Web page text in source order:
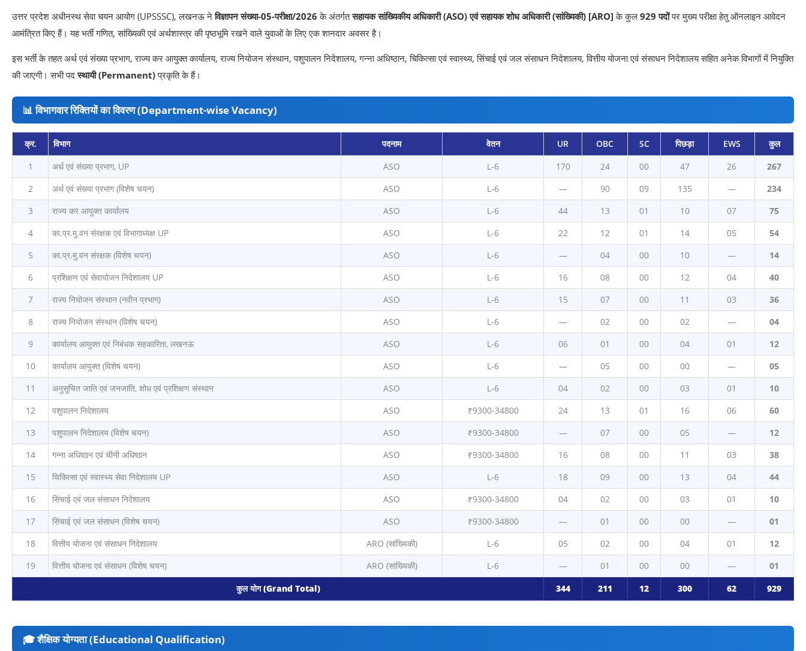
उत्तर प्रदेश अधीनस्थ सेवा चयन आयोग (UPSSSC), लखनऊ नेविज्ञापन संख्या-05-परीक्षा/2026 के अंतर्गतसहायक सांख्यिकीय अधिकारी (ASO) एवं सहायक शोध अधिकारी (सांख्यिकी) [ARO] के कुल 929 पदोंपर मुख्य परीक्षा हेतु ऑनलाइन आवेदन
आमंत्रित किए हैं। यह भर्ती गणित, सांख्यिकी एवं अर्थशास्त्र की पृष्ठभूमि रखने वाले युवाओं के लिए एक शानदार अवसर है।
इस भर्ती के तहत अर्थ एवं संख्या प्रभाग, राज्य कर आयुक्त कार्यालय, राज्य नियोजन संस्थान, पशुपालन निदेशालय, गन्ना अधिष्ठान, चिकित्सा एवं स्वास्थ्य, सिंचाई एवं जल संसाधन निदेशालय, वित्तीय योजना एवं संसाधन निदेशालय सहित अनेक विभागों में नियुक्ति
की जाएगी। सभी पदस्थायी (Permanent)प्रकृति के हैं।
📊 विभागवार रिक्तियों का विवरण (Department-wise Vacancy)
क्र. विभाग पदनाम वेतन UR OBC SC पिछड़ा EWS कुल
1 अर्थ एवं संख्या प्रभाग, UP ASO L-6 170 24 00 47 26 267
2 अर्थ एवं संख्या प्रभाग (विशेष चयन) ASO L-6 — 90 09 135 — 234
3 राज्य कर आयुक्त कार्यालय ASO L-6 44 13 01 10 07 75
4 का.प्र.मु.वन संरक्षक एवं विभागाध्यक्ष UP ASO L-6 22 12 01 14 05 54
5 का.प्र.मु.वन संरक्षक (विशेष चयन) ASO L-6 — 04 00 10 — 14
6 प्रशिक्षण एवं सेवायोजन निदेशालय UP ASO L-6 16 08 00 12 04 40
7 राज्य नियोजन संस्थान (नवीन प्रभाग) ASO L-6 15 07 00 11 03 36
8 राज्य नियोजन संस्थान (विशेष चयन) ASO L-6 — 02 00 02 — 04
9 कार्यालय आयुक्त एवं निबंधक सहकारिता, लखनऊ ASO L-6 06 01 00 04 01 12
10 कार्यालय आयुक्त (विशेष चयन) ASO L-6 — 05 00 00 — 05
11 अनुसूचित जाति एवं जनजाति, शोध एवं प्रशिक्षण संस्थान ASO L-6 04 02 00 03 01 10
12 पशुपालन निदेशालय ASO ₹9300-34800 24 13 01 16 06 60
13 पशुपालन निदेशालय (विशेष चयन) ASO ₹9300-34800 — 07 00 05 — 12
14 गन्ना अधिष्ठान एवं चीनी अधिष्ठान ASO ₹9300-34800 16 08 00 11 03 38
15 चिकित्सा एवं स्वास्थ्य सेवा निदेशालय UP ASO L-6 18 09 00 13 04 44
16 सिंचाई एवं जल संसाधन निदेशालय ASO ₹9300-34800 04 02 00 03 01 10
17 सिंचाई एवं जल संसाधन (विशेष चयन) ASO ₹9300-34800 — 01 00 00 — 01
18 वित्तीय योजना एवं संसाधन निदेशालय ARO (सांख्यिकी) L-6 05 02 00 04 01 12
19 वित्तीय योजना एवं संसाधन (विशेष चयन) ARO (सांख्यिकी) L-6 — 01 00 00 — 01
कुल योग (Grand Total) 344 211 12 300 62 929
🎓 शैक्षिक योग्यता (Educational Qualification)